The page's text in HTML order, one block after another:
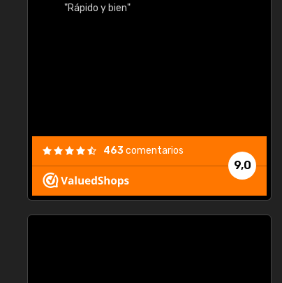
"Rápido y bien"
9,0
463comentarios